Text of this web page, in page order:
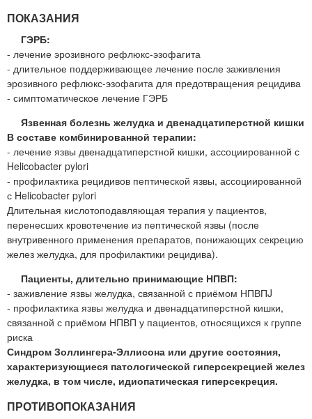
ПОКАЗАНИЯ
ГЭРБ:
- лечение эрозивного рефлюкс-эзофагита
- длительное поддерживающее лечение после заживления
эрозивного рефлюкс-эзофагита для предотвращения рецидива
- симптоматическое лечение ГЭРБ
Язвенная болезнь желудка и двенадцатиперстной кишки
В составе комбинированной терапии:
- лечение язвы двенадцатиперстной кишки, ассоциированной с
Helicobacter pylori
- профилактика рецидивов пептической язвы, ассоциированной
с Helicobacter pylori
Длительная кислотоподавляющая терапия у пациентов,
перенесших кровотечение из пептической язвы (после
внутривенного применения препаратов, понижающих секрецию
желез желудка, для профилактики рецидива).
Пациенты, длительно принимающие НПВП:
- заживление язвы желудка, связанной с приёмом НПВПJ
- профилактика язвы желудка и двенадцатиперстной кишки,
связанной с приёмом НПВП у пациентов, относящихся к группе
риска
Синдром Золлингера-Эллисона или другие состояния,
характеризующиеся патологической гиперсекрецией желез
желудка, в том числе, идиопатическая гиперсекреция.
ПРОТИВОПОКАЗАНИЯ